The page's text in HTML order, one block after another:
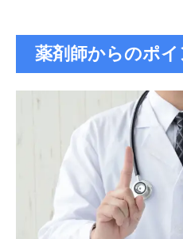
薬剤師からのポイ